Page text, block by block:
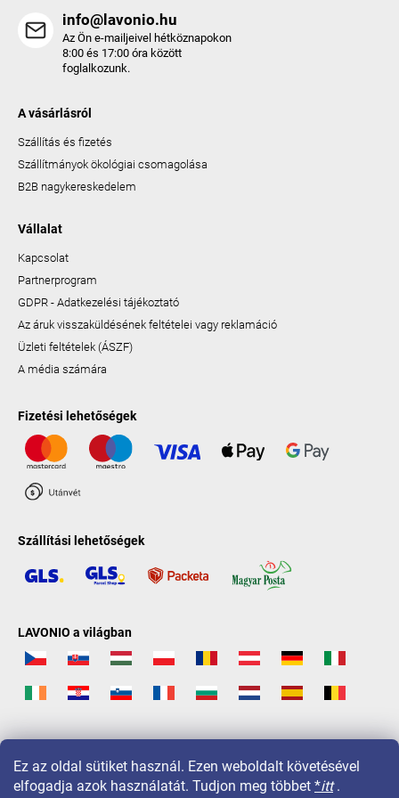
Ez az oldal sütiket használ. Ezen weboldalt követésével
elfogadja azok használatát. Tudjon meg többet *itt.
info@lavonio.hu
Az Ön e-mailjeivel hétköznapokon
8:00 és 17:00 óra között
foglalkozunk.
A vásárlásról
Szállítás és fizetés
Szállítmányok ökológiai csomagolása
B2B nagykereskedelem
Vállalat
Kapcsolat
Partnerprogram
GDPR - Adatkezelési tájékoztató
Az áruk visszaküldésének feltételei vagy reklamáció
Üzleti feltételek (ÁSZF)
A média számára
Fizetési lehetőségek
Szállítási lehetőségek
LAVONIO a világban